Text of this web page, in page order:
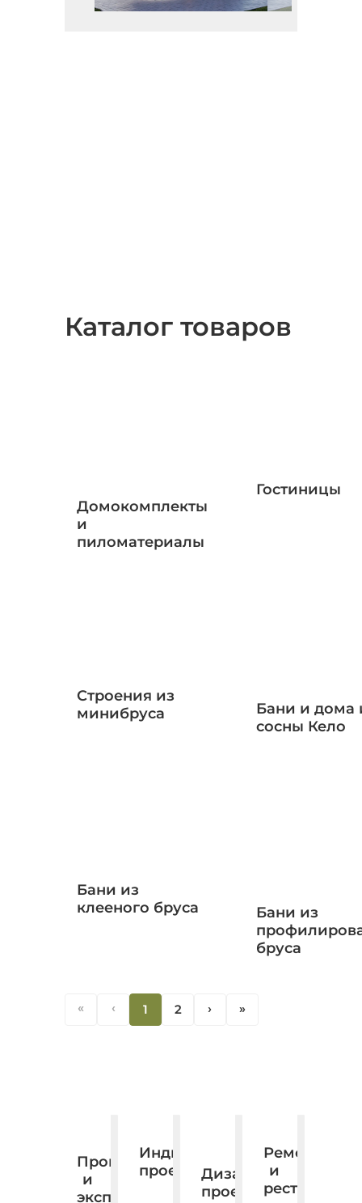
Каталог товаров
Домокомплекты
и
пиломатериалы
Гостиницы
Строения из
минибруса
Бани и дома
сосны Кело
Бани из
клееного бруса
Бани из
бруса
« ‹ 1 2 ‹ «
Производство
и
экспорт
Индивидуальное
проектирование.
Дизайн,
проектирование,
Ремонт
и